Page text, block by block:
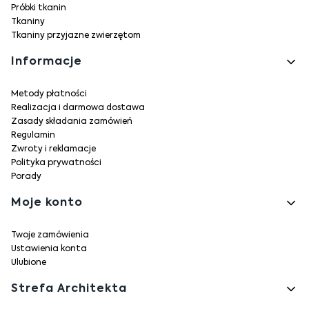
Próbki tkanin
Tkaniny
Tkaniny przyjazne zwierzętom
Informacje
Metody płatności
Realizacja i darmowa dostawa
Zasady składania zamówień
Regulamin
Zwroty i reklamacje
Polityka prywatności
Porady
Moje konto
Twoje zamówienia
Ustawienia konta
Ulubione
Strefa Architekta